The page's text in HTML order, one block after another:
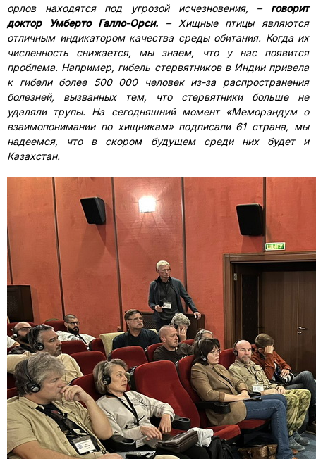
орлов находятся под угрозой исчезновения, – говорит
доктор Умберто Галло-Орси. – Хищные птицы являются
отличным индикатором качества среды обитания. Когда их
численность снижается, мы знаем, что у нас появится
проблема. Например, гибель стервятников в Индии привела
к гибели более 500 000 человек из-за распространения
болезней, вызванных тем, что стервятники больше не
удаляли трупы. На сегодняшний момент «Меморандум о
взаимопонимании по хищникам» подписали 61 страна, мы
надеемся, что в скором будущем среди них будет и
Казахстан.